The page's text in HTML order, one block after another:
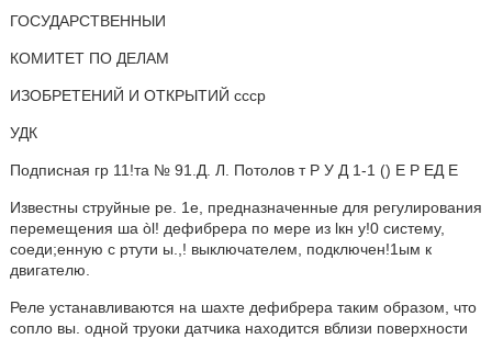
ГОСУДАРСТВЕННЫИ
КОМИТЕТ ПО ДЕЛАМ
ИЗОБРЕТЕНИЙ И ОТКРЫТИЙ ссср
УДК
Подписная гр 11!та № 91.Д. Л. Потолов т Р У Д 1-1 () Е Р ЕД Е
Известны струйные ре. 1е, предназначенные для регулирования
перемещения шa òl! дефибрера по мере из lкн у!0 систему,
соеди;енную с ртути ы.,! выключателем, подключен!1ым к
двигателю.
Реле устанавливаются на шахте дефибрера таким образом, что
сопло вы. одной труоки датчика находится вблизи поверхности